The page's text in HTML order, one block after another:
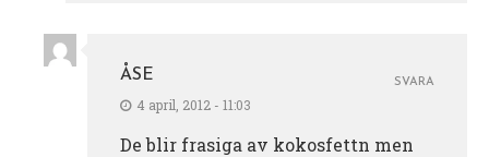
ÅSE
4 april, 2012 - 11:03
De blir frasiga av kokosfettn men
SVARA